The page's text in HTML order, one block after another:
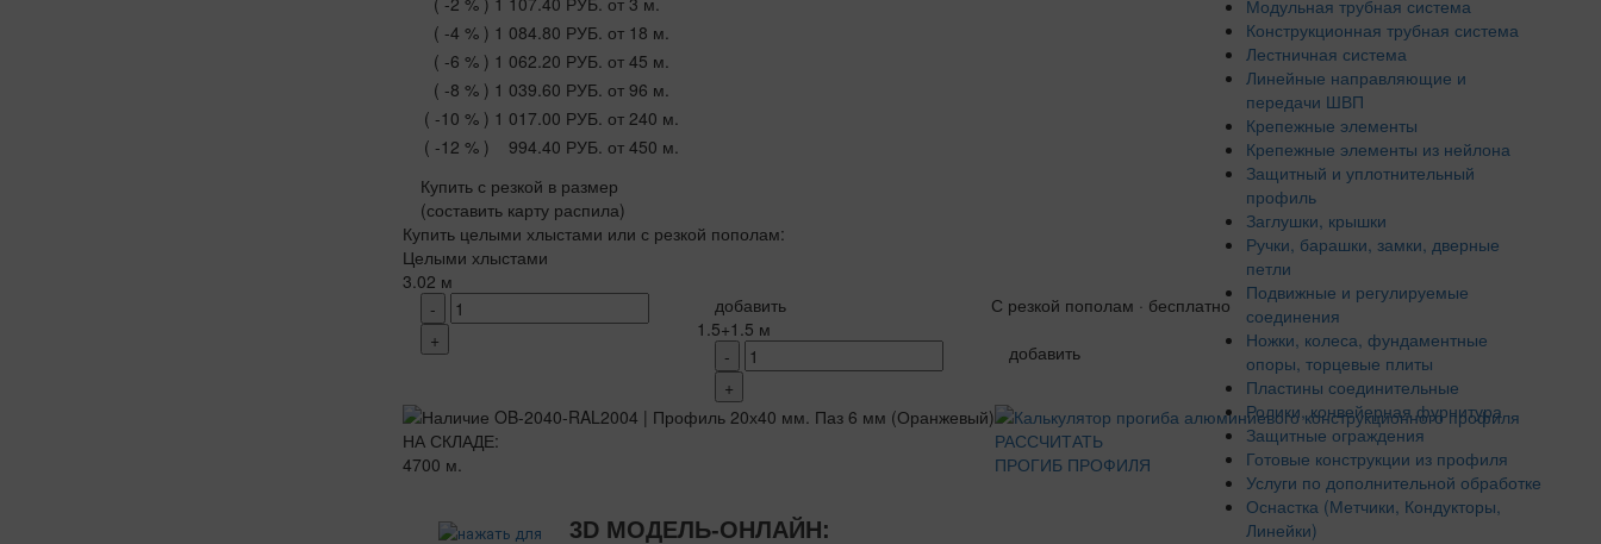
( -4 % ) 1 084.80 РУБ. от 18 м.
( -6 % ) 1 062.20 РУБ. от 45 м.
( -8 % ) 1 039.60 РУБ. от 96 м.
( -10 % ) 1 017.00 РУБ. от 240 м.
( -12 % )
994.40 РУБ. от 450 м.
Купить с резкой в размер
(составить карту распила)
Купить целыми хлыстами или с резкой пополам:
Целыми хлыстами
3.02 м
-
+
добавить
С резкой пополам · бесплатно
1.5+1.5 м
-
+
добавить
НА СКЛАДЕ:
4700 м.
РАССЧИТАТЬ
ПРОГИБ ПРОФИЛЯ
3D МОДЕЛЬ-ОНЛАЙН:
Модульная трубная система
Конструкционная трубная система
Лестничная система
Линейные направляющие и
передачи ШВП
Крепежные элементы
Крепежные элементы из нейлона
Защитный и уплотнительный
профиль
Заглушки, крышки
Ручки, барашки, замки, дверные
петли
Подвижные и регулируемые
соединения
Ножки, колеса, фундаментные
опоры, торцевые плиты
Пластины соединительные
Ролики, конвейерная фурнитура
Защитные ограждения
Готовые конструкции из профиля
Услуги по дополнительной обработке
Оснастка (Метчики, Кондукторы,
Линейки)